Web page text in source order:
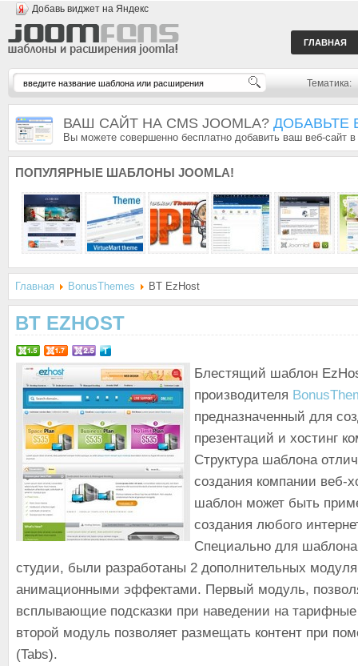
Добавь виджет на Яндекс
ГЛАВНАЯ
Тематика:
ВАШ САЙТ НА CMS JOOMLA? ДОБАВЬТЕ
Вы можете совершенно бесплатно добавить ваш веб-сайт
ПОПУЛЯРНЫЕ ШАБЛОНЫ JOOMLA!
Главная BonusThemes BT EzHost
BT EZHOST
Блестящий шаблон
производителя
предназначенный для
презентаций и хостинг
Структура шаблона
создания компании веб-
шаблон может быть
создания любого
Специально для
студии, были разработаны 2 дополнительных
анимационными эффектами. Первый модуль,
всплывающие подсказки при наведении на
второй модуль позволяет размещать контент при
(Tabs).